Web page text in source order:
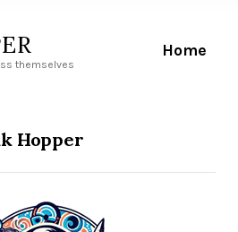
themselves
Home
Hopper